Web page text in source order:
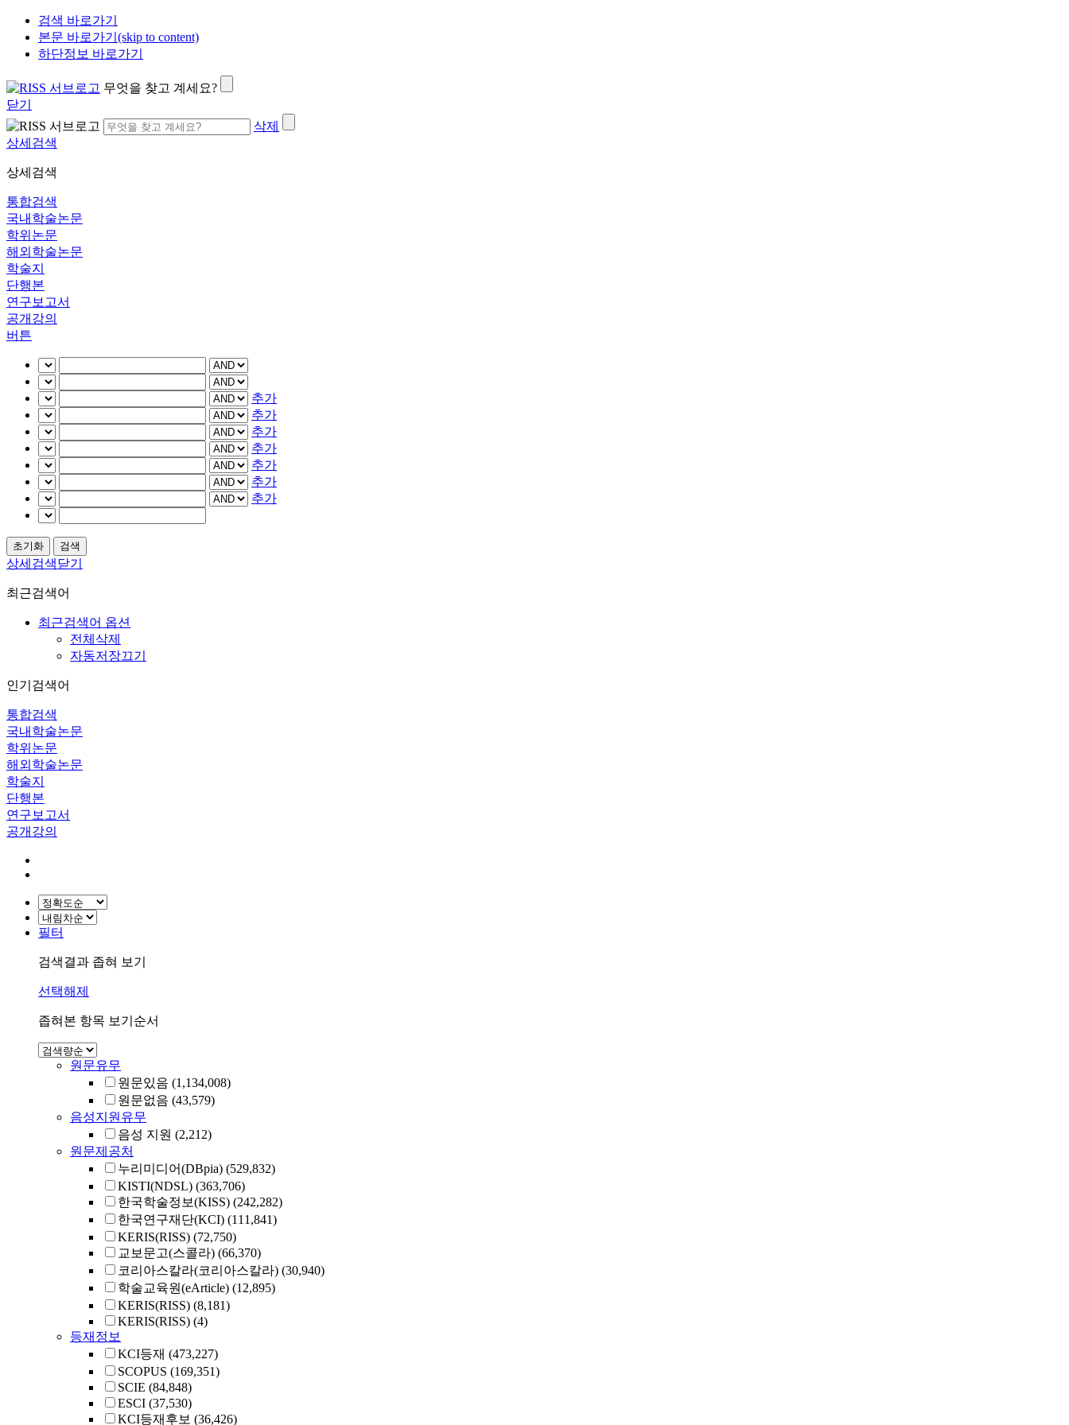
검색 바로가기
본문 바로가기(skip to content)
하단정보 바로가기
무엇을 찾고 계세요?
닫기
삭제
상세검색
상세검색
통합검색
국내학술논문
학위논문
해외학술논문
학술지
단행본
연구보고서
공개강의
버튼
추가
추가
추가
추가
추가
추가
추가
상세검색닫기
최근검색어
최근검색어 옵션
전체삭제
자동저장끄기
인기검색어
통합검색
국내학술논문
학위논문
해외학술논문
학술지
단행본
연구보고서
공개강의
필터
검색결과 좁혀 보기
선택해제
좁혀본 항목 보기순서
원문유무
원문있음 (1,134,008)
원문없음 (43,579)
음성지원유무
음성 지원 (2,212)
원문제공처
누리미디어(DBpia) (529,832)
KISTI(NDSL) (363,706)
한국학술정보(KISS) (242,282)
한국연구재단(KCI) (111,841)
KERIS(RISS) (72,750)
교보문고(스콜라) (66,370)
코리아스칼라(코리아스칼라) (30,940)
학술교육원(eArticle) (12,895)
KERIS(RISS) (8,181)
KERIS(RISS) (4)
등재정보
KCI등재 (473,227)
SCOPUS (169,351)
SCIE (84,848)
ESCI (37,530)
KCI등재후보 (36,426)